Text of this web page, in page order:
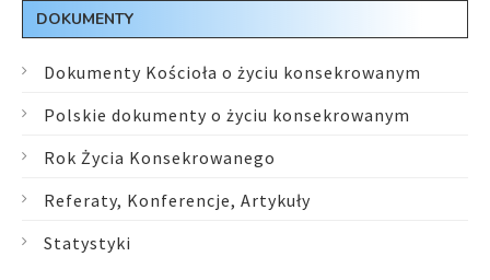
DOKUMENTY
Dokumenty Kościoła o życiu konsekrowanym
Polskie dokumenty o życiu konsekrowanym
Rok Życia Konsekrowanego
Referaty, Konferencje, Artykuły
Statystyki